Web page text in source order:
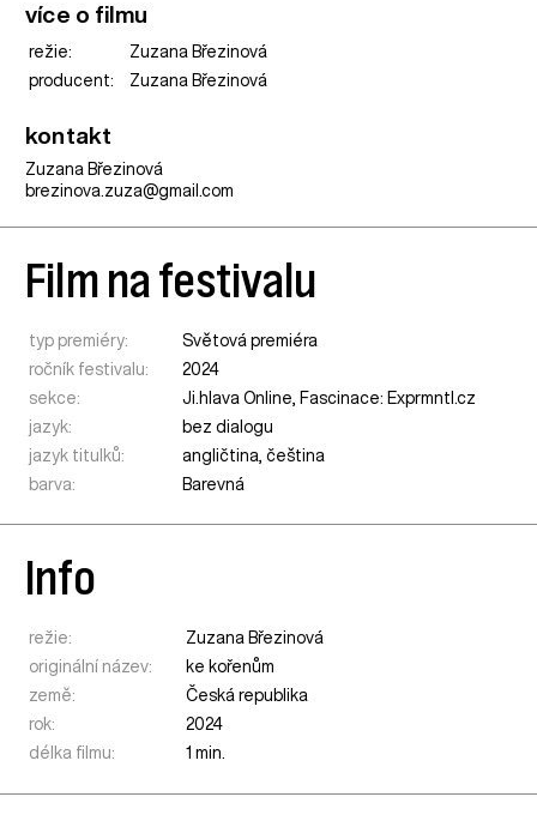
více o filmu
režie:
Zuzana Březinová
producent:
Zuzana Březinová
kontakt
Zuzana Březinová
brezinova.zuza@gmail.com
Film na festivalu
typ premiéry:
Světová premiéra
ročník festivalu:
2024
sekce:
Ji.hlava Online, Fascinace: Exprmntl.cz
jazyk:
bez dialogu
jazyk titulků:
angličtina, čeština
barva:
Barevná
Info
režie:
Zuzana Březinová
originální název:
ke kořenům
země:
Česká republika
rok:
2024
délka filmu:
1 min.